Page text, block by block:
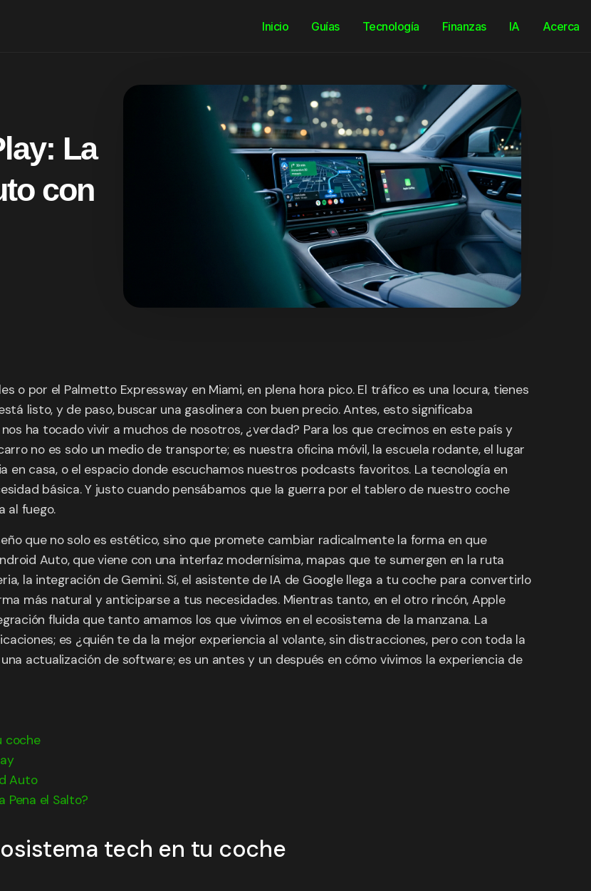
Inicio Guías Tecnología Finanzas IA Acerca
La
con
o por el Palmetto Expressway en Miami, en plena hora pico. El tráfico es una locura, tienes
listo, y de paso, buscar una gasolinera con buen precio. Antes, esto significaba
ha tocado vivir a muchos de nosotros, ¿verdad? Para los que crecimos en este país y
no es solo un medio de transporte; es nuestra oficina móvil, la escuela rodante, el lugar
casa, o el espacio donde escuchamos nuestros podcasts favoritos. La tecnología en
básica. Y justo cuando pensábamos que la guerra por el tablero de nuestro coche
al fuego.
que no solo es estético, sino que promete cambiar radicalmente la forma en que
Auto, que viene con una interfaz modernísima, mapas que te sumergen en la ruta
la integración de Gemini. Sí, el asistente de IA de Google llega a tu coche para convertirlo
más natural y anticiparse a tus necesidades. Mientras tanto, en el otro rincón, Apple
fluida que tanto amamos los que vivimos en el ecosistema de la manzana. La
es ¿quién te da la mejor experiencia al volante, sin distracciones, pero con toda la
actualización de software; es un antes y un después en cómo vivimos la experiencia de
coche
Auto
Pena el Salto?
tech en tu coche